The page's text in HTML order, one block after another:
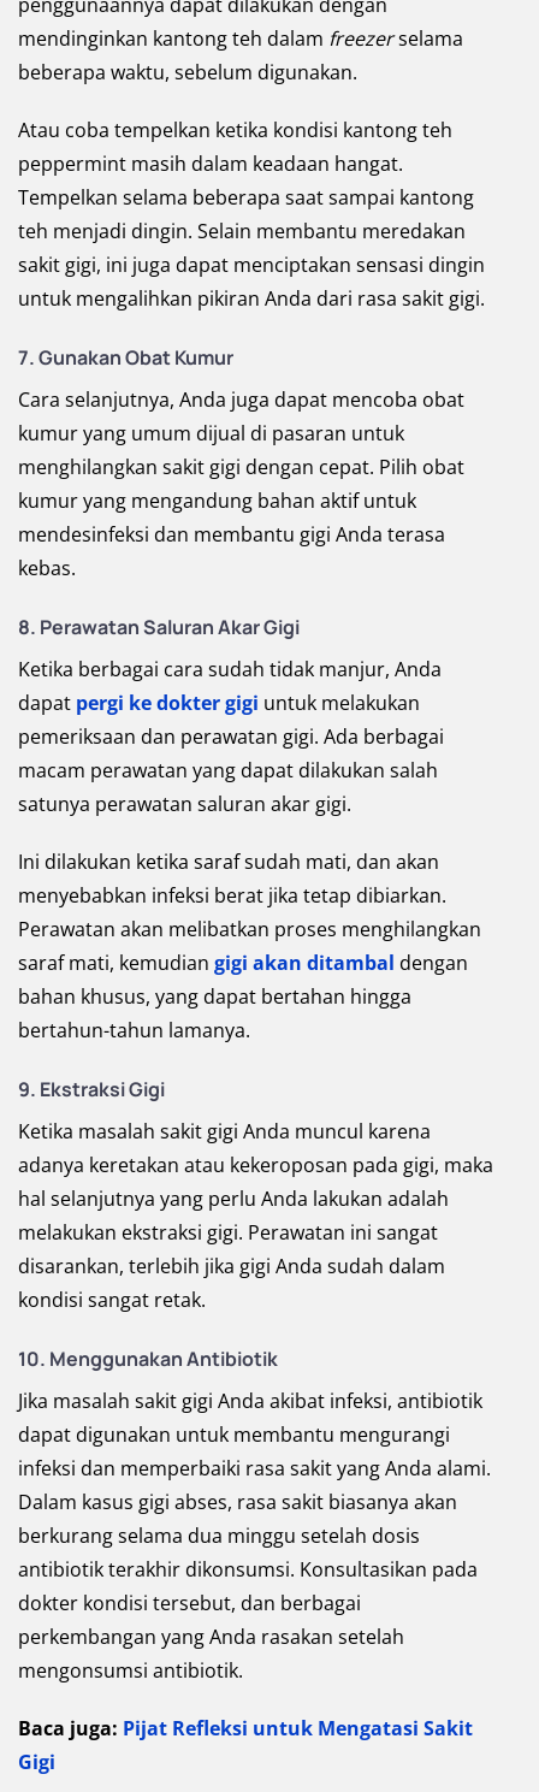
mendinginkan kantong teh dalam freezerselama
beberapa waktu, sebelum digunakan.
Atau coba tempelkan ketika kondisi kantong teh
peppermint masih dalam keadaan hangat.
Tempelkan selama beberapa saat sampai kantong
teh menjadi dingin. Selain membantu meredakan
sakit gigi, ini juga dapat menciptakan sensasi dingin
untuk mengalihkan pikiran Anda dari rasa sakit gigi.
7. Gunakan Obat Kumur
Cara selanjutnya, Anda juga dapat mencoba obat
kumur yang umum dijual di pasaran untuk
menghilangkan sakit gigi dengan cepat. Pilih obat
kumur yang mengandung bahan aktif untuk
mendesinfeksi dan membantu gigi Anda terasa
kebas.
8. Perawatan Saluran Akar Gigi
Ketika berbagai cara sudah tidak manjur, Anda
dapat pergi ke dokter gigi untuk melakukan
pemeriksaan dan perawatan gigi. Ada berbagai
macam perawatan yang dapat dilakukan salah
satunya perawatan saluran akar gigi.
Ini dilakukan ketika saraf sudah mati, dan akan
menyebabkan infeksi berat jika tetap dibiarkan.
Perawatan akan melibatkan proses menghilangkan
saraf mati, kemudian gigi akan ditambal dengan
bahan khusus, yang dapat bertahan hingga
bertahun-tahun lamanya.
9. Ekstraksi Gigi
Ketika masalah sakit gigi Anda muncul karena
adanya keretakan atau kekeroposan pada gigi, maka
hal selanjutnya yang perlu Anda lakukan adalah
melakukan ekstraksi gigi. Perawatan ini sangat
disarankan, terlebih jika gigi Anda sudah dalam
kondisi sangat retak.
10. Menggunakan Antibiotik
Jika masalah sakit gigi Anda akibat infeksi, antibiotik
dapat digunakan untuk membantu mengurangi
infeksi dan memperbaiki rasa sakit yang Anda alami.
Dalam kasus gigi abses, rasa sakit biasanya akan
berkurang selama dua minggu setelah dosis
antibiotik terakhir dikonsumsi. Konsultasikan pada
dokter kondisi tersebut, dan berbagai
perkembangan yang Anda rasakan setelah
mengonsumsi antibiotik.
Baca juga: Pijat Refleksi untuk Mengatasi Sakit
Gigi